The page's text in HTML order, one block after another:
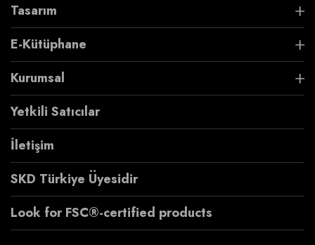
Tasarım
E-Kütüphane
Kurumsal
Yetkili Satıcılar
İletişim
SKD Türkiye Üyesidir
Look for FSC®-certified products